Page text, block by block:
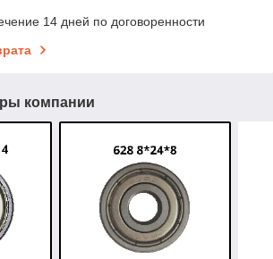
14 дней по договоренности
компании